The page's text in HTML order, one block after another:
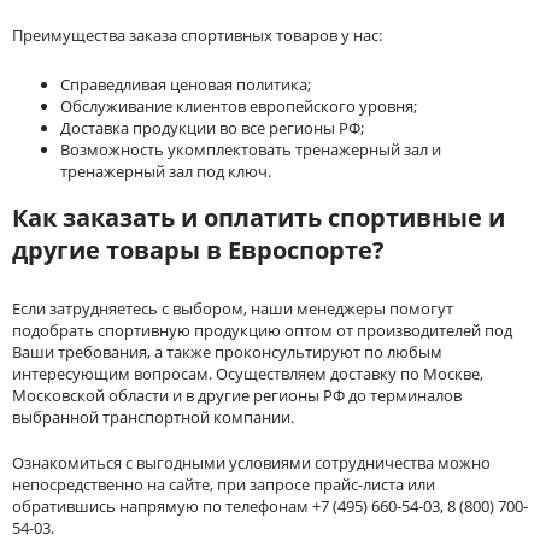
Преимущества заказа спортивных товаров у нас:
Справедливая ценовая политика;
Обслуживание клиентов европейского уровня;
Доставка продукции во все регионы РФ;
Возможность укомплектовать тренажерный зал и
тренажерный зал под ключ.
Как заказать и оплатить спортивные и
другие товары в Евроспорте?
Если затрудняетесь с выбором, наши менеджеры помогут
подобрать спортивную продукцию оптом от производителей под
Ваши требования, а также проконсультируют по любым
интересующим вопросам. Осуществляем доставку по Москве,
Московской области и в другие регионы РФ до терминалов
выбранной транспортной компании.
Ознакомиться с выгодными условиями сотрудничества можно
непосредственно на сайте, при запросе прайс-листа или
обратившись напрямую по телефонам +7 (495) 660-54-03, 8 (800) 700-
54-03.